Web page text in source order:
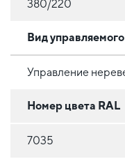
380/220
Вид
Управление
Номер цвета RAL
7035